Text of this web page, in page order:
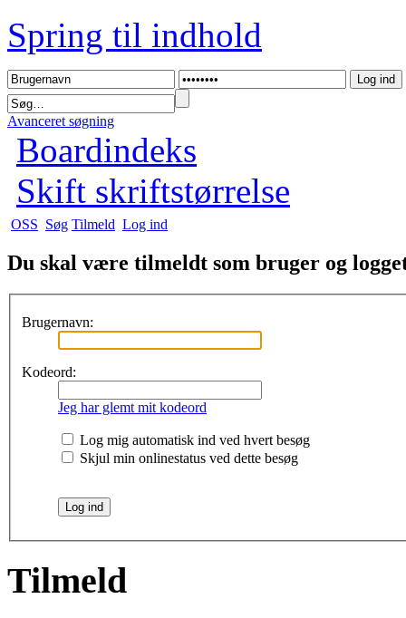
Spring til indhold
Avanceret søgning
Boardindeks
Skift skriftstørrelse
OSS Søg Tilmeld Log ind
Du skal være tilmeldt som bruger og
Brugernavn:
Kodeord:
Jeg har glemt mit kodeord
Log mig automatisk ind ved hvert besøg
Skjul min onlinestatus ved dette besøg
Tilmeld